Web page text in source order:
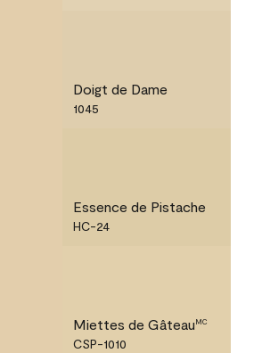
Doigt de Dame
1045
Essence de Pistache
HC-24
Miettes de Gâteau MC
CSP-1010